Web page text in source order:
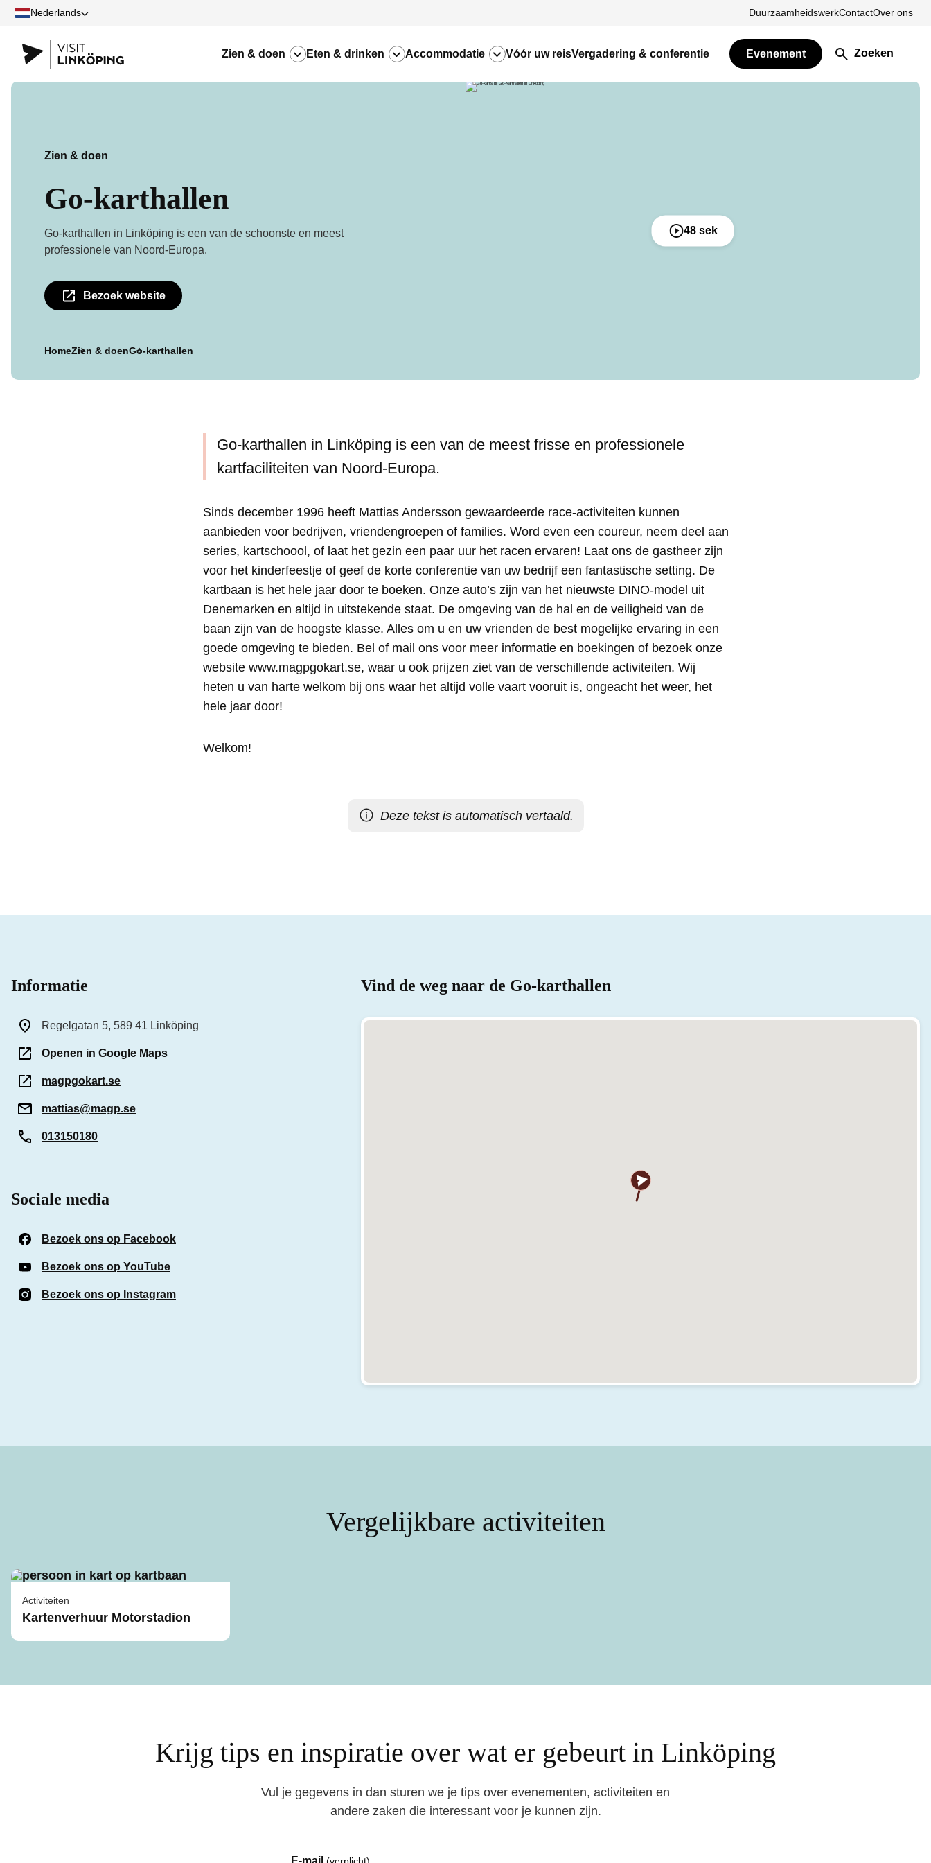
Nederlands DuurzaamheidswerkContactOver ons
Zien & doen Eten & drinken Accommodatie Vóór uw reisVergadering & conferentie Evenement Zoeken
Zien & doen
Go-karthallen
Go-karthallen in Linköping is een van de schoonste en meest
professionele van Noord-Europa.
Bezoek website
HomeZien & doenGo-karthallen
48 sek
Go-karthallen in Linköping is een van de meest frisse en professionele
kartfaciliteiten van Noord-Europa.
Sinds december 1996 heeft Mattias Andersson gewaardeerde race-activiteiten kunnen
aanbieden voor bedrijven, vriendengroepen of families. Word even een coureur, neem deel aan
series, kartschoool, of laat het gezin een paar uur het racen ervaren! Laat ons de gastheer zijn
voor het kinderfeestje of geef de korte conferentie van uw bedrijf een fantastische setting. De
kartbaan is het hele jaar door te boeken. Onze auto’s zijn van het nieuwste DINO-model uit
Denemarken en altijd in uitstekende staat. De omgeving van de hal en de veiligheid van de
baan zijn van de hoogste klasse. Alles om u en uw vrienden de best mogelijke ervaring in een
goede omgeving te bieden. Bel of mail ons voor meer informatie en boekingen of bezoek onze
website www.magpgokart.se, waar u ook prijzen ziet van de verschillende activiteiten. Wij
heten u van harte welkom bij ons waar het altijd volle vaart vooruit is, ongeacht het weer, het
hele jaar door!
Welkom!
Deze tekst is automatisch vertaald.
Informatie
Regelgatan 5, 589 41 Linköping
Openen in Google Maps
magpgokart.se
mattias@magp.se
013150180
Sociale media
Bezoek ons op Facebook
Bezoek ons op YouTube
Bezoek ons op Instagram
Vind de weg naar de Go-karthallen
Vergelijkbare activiteiten
Activiteiten
Kartenverhuur Motorstadion
Krijg tips en inspiratie over wat er gebeurt in Linköping
Vul je gegevens in dan sturen we je tips over evenementen, activiteiten en
andere zaken die interessant voor je kunnen zijn.
E-mail